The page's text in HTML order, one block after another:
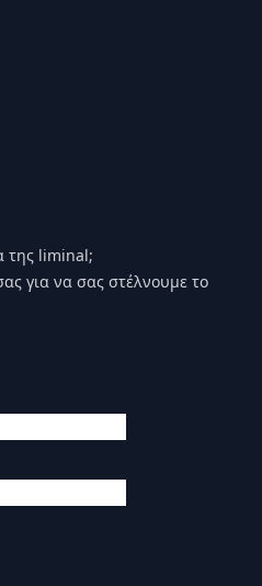
της liminal;
για να σας στέλνουμε το